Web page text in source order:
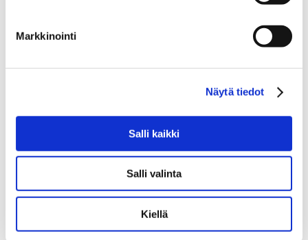
Markkinointi
Näytä tiedot
Salli kaikki
Salli valinta
Kiellä
Osakevaihdon verosäännöt
osingot, hankintamenot ja
rakenteet tarkasteluun
Osakevaihto on ollut jo pitkään keskeinen
työkalu konsernirakenteiden rakentamisessa,
lue lisää